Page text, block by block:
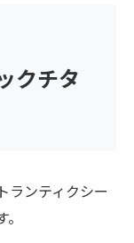
クチタ
ランティクシー